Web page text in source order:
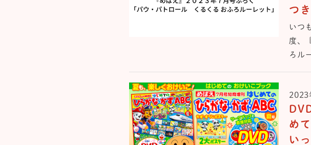
つ
いつ
度、
ろル
2023
め
い